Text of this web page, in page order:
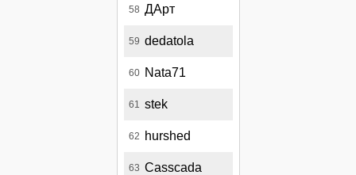
58 ДАрт
59 dedatola
60 Nata71
61 stek
62 hurshed
63 Casscada